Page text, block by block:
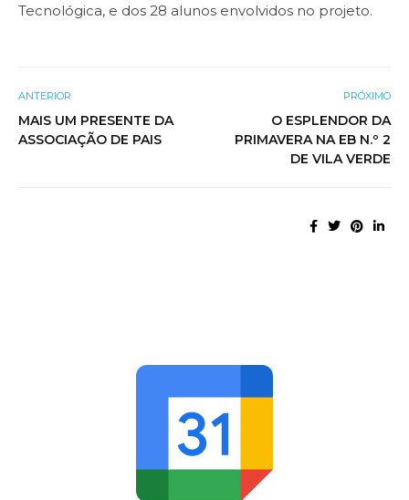
Tecnológica, e dos 28 alunos envolvidos no projeto.
ANTERIOR
MAIS UM PRESENTE DA
ASSOCIAÇÃO DE PAIS
PRÓXIMO
O ESPLENDOR DA
PRIMAVERA NA EB N.º 2
DE VILA VERDE